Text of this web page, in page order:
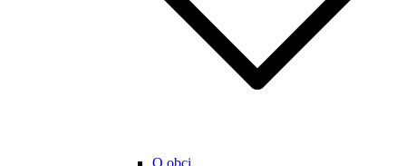
O obci